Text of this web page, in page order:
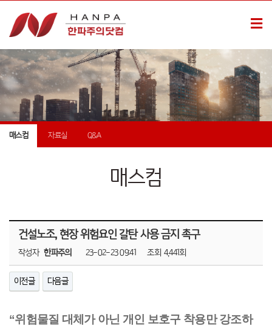
매스컴 자료실 Q&A
매스컴
건설노조, 현장 위험요인 갈탄 사용 금지 촉구
작성자 한파주의 23-02-23 09:41 조회 4,441회
이전글 다음글
“위험물질 대체가 아닌 개인 보호구 착용만 강조하